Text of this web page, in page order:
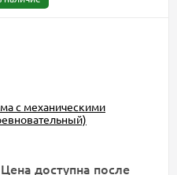
с механическими
Цена доступна после